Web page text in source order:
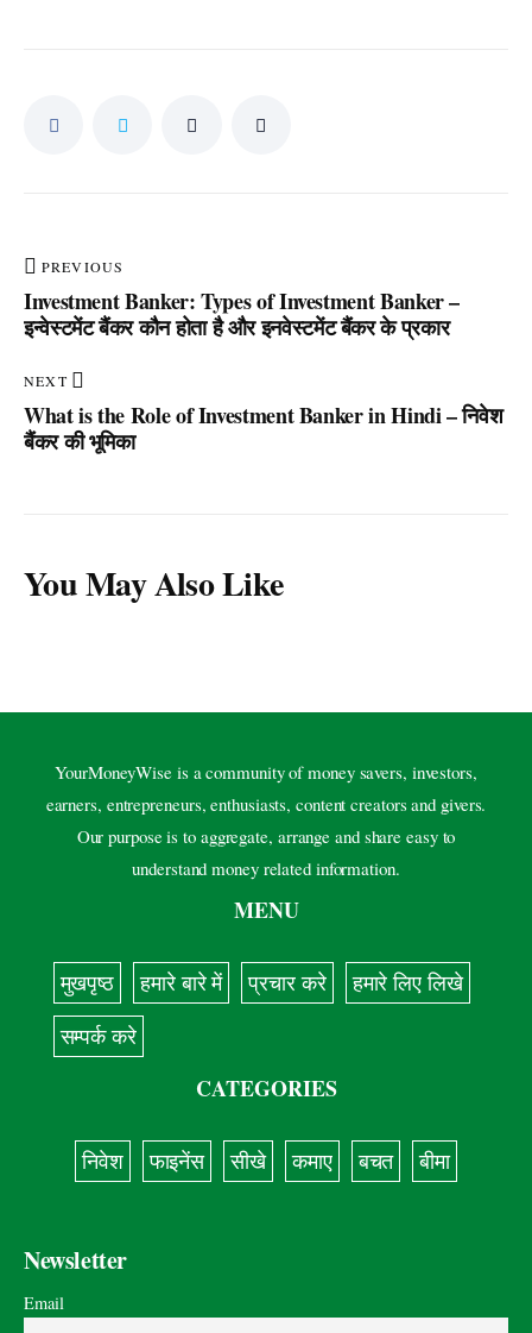
PREVIOUS
Investment Banker: Types of Investment Banker –
इन्वेस्टमेंट बैंकर कौन होता है और इनवेस्टमेंट बैंकर के प्रकार
NEXT
What is the Role of Investment Banker in Hindi – निवेश
बैंकर की भूमिका
You May Also Like
YourMoneyWise is a community of money savers, investors,
earners, entrepreneurs, enthusiasts, content creators and givers.
Our purpose is to aggregate, arrange and share easy to
understand money related information.
MENU
मुखपृष्ठ हमारे बारे में प्रचार करे
हमारे लिए लिखे
सम्पर्क करे
CATEGORIES
निवेश फाइनेंस सीखे कमाए बचत बीमा
Newsletter
Email